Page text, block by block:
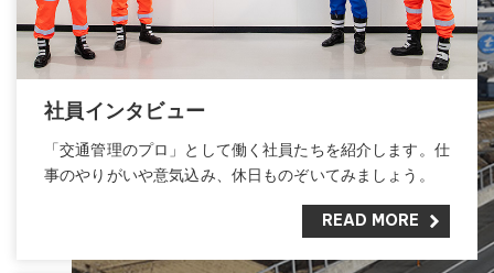
社員インタビュー
「交通管理のプロ」として働く社員たちを紹介します。仕
事のやりがいや意気込み、休日ものぞいてみましょう。
READ MORE